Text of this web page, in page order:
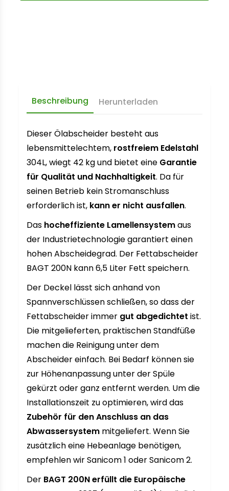
Beschreibung Herunterladen
Dieser Ölabscheider besteht aus
lebensmittelechtem, rostfreiem Edelstahl
304L, wiegt 42 kg und bietet eine Garantie
für Qualität und Nachhaltigkeit. Da für
seinen Betrieb kein Stromanschluss
erforderlich ist, kann er nicht ausfallen.
Das hocheffiziente Lamellensystemaus
der Industrietechnologie garantiert einen
hohen Abscheidegrad. Der Fettabscheider
BAGT 200N kann 6,5 Liter Fett speichern.
Der Deckel lässt sich anhand von
Spannverschlüssen schließen, so dass der
Fettabscheider immer gut abgedichtet ist.
Die mitgelieferten, praktischen Standfüße
machen die Reinigung unter dem
Abscheider einfach. Bei Bedarf können sie
zur Höhenanpassung unter der Spüle
gekürzt oder ganz entfernt werden. Um die
Installationszeit zu optimieren, wird das
Zubehör für den Anschluss an das
Abwassersystem mitgeliefert. Wenn Sie
zusätzlich eine Hebeanlage benötigen,
empfehlen wir Sanicom 1 oder Sanicom 2.
Der BAGT 200N erfüllt die Europäische